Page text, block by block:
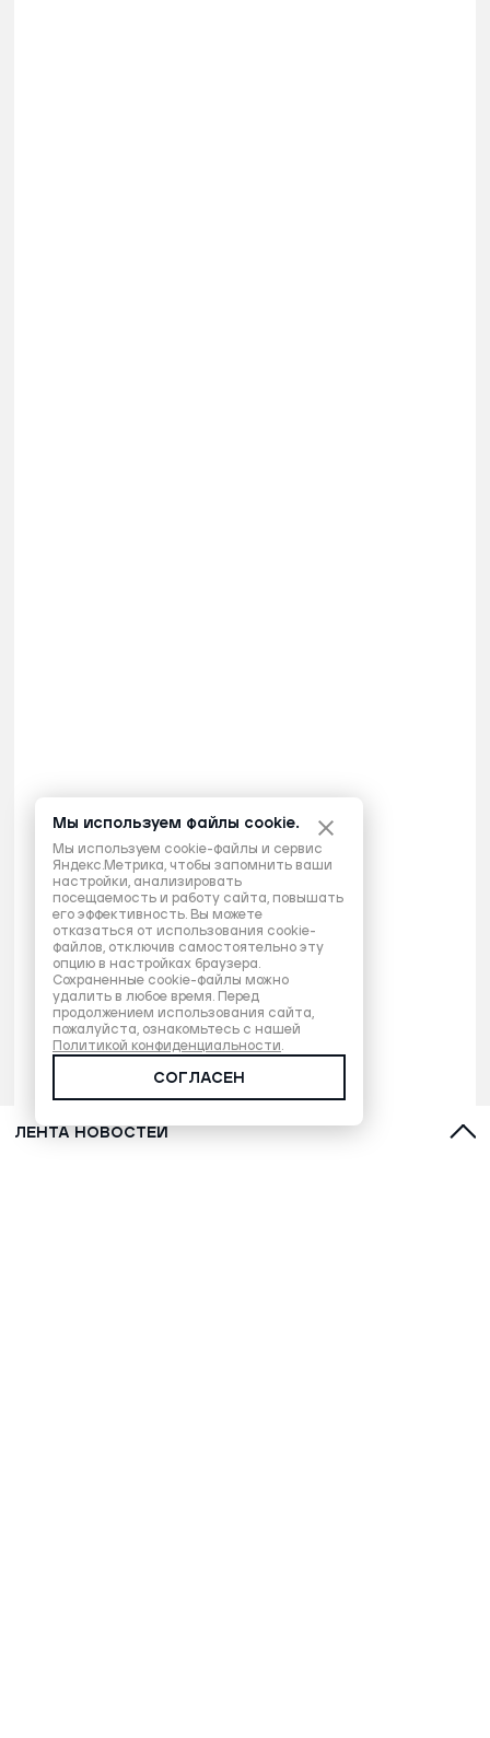
ЛЕНТА НОВОСТЕЙ
Мы используем файлы cookie.
Мы используем cookie-файлы и сервис
Яндекс.Метрика, чтобы запомнить ваши
настройки, анализировать
посещаемость и работу сайта, повышать
его эффективность. Вы можете
отказаться от использования cookie-
файлов, отключив самостоятельно эту
опцию в настройках браузера.
Сохраненные cookie-файлы можно
удалить в любое время. Перед
продолжением использования сайта,
пожалуйста, ознакомьтесь с нашей
Политикой конфиденциальности.
СОГЛАСЕН